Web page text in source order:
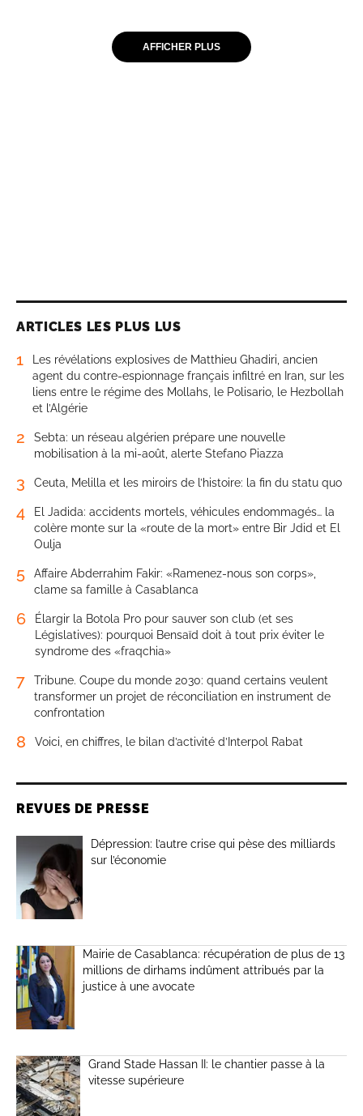
AFFICHER PLUS
ARTICLES LES PLUS LUS
1
Les révélations explosives de Matthieu Ghadiri, ancien
agent du contre-espionnage français infiltré en Iran, sur les
liens entre le régime des Mollahs, le Polisario, le Hezbollah
et l’Algérie
2
Sebta: un réseau algérien prépare une nouvelle
mobilisation à la mi-août, alerte Stefano Piazza
3 Ceuta, Melilla et les miroirs de l’histoire: la fin du statu quo
4
El Jadida: accidents mortels, véhicules endommagés… la
colère monte sur la «route de la mort» entre Bir Jdid et El
Oulja
5
Affaire Abderrahim Fakir: «Ramenez-nous son corps»,
clame sa famille à Casablanca
6
Élargir la Botola Pro pour sauver son club (et ses
Législatives): pourquoi Bensaïd doit à tout prix éviter le
syndrome des «fraqchia»
7
Tribune. Coupe du monde 2030: quand certains veulent
transformer un projet de réconciliation en instrument de
confrontation
8 Voici, en chiffres, le bilan d’activité d’Interpol Rabat
REVUES DE PRESSE
Dépression: l’autre crise qui pèse des milliards
sur l’économie
Mairie de Casablanca: récupération de plus de 13
millions de dirhams indûment attribués par la
justice à une avocate
Grand Stade Hassan II: le chantier passe à la
vitesse supérieure